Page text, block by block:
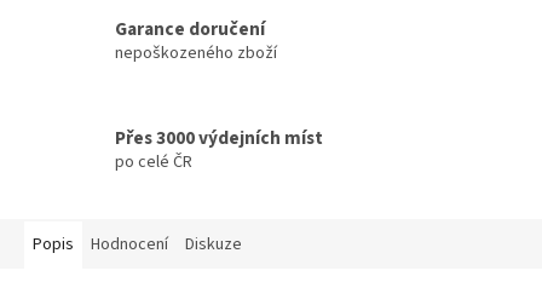
Garance doručení
nepoškozeného zboží
Přes 3000 výdejních míst
po celé ČR
Popis Hodnocení Diskuze